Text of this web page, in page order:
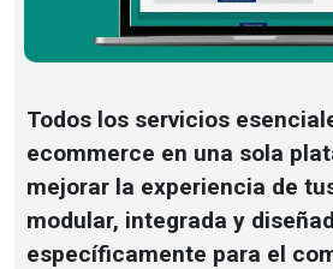
Todos los servicios
ecommerce en una sola
mejorar la experiencia de
modular, integrada y
específicamente para el